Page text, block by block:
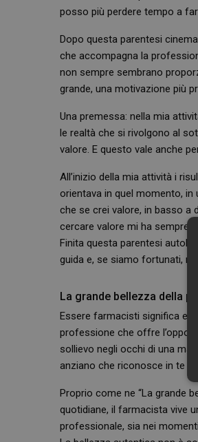
posso più perdere tempo a
Dopo questa parentesi
che accompagna la
non sempre sembrano
grande, una motivazione più
Una premessa: nella mia
le realtà che si rivolgono al
valore. E questo vale anche
All’inizio della mia attività i
orientava in quel momento,
che se crei valore, in basso a
cercare valore mi ha sempre
Finita questa parentesi
guida e, se siamo fortunati,
La grande bellezza della
Essere farmacisti significa
professione che offre
sollievo negli occhi di una
anziano che riconosce in te
Proprio come ne “La grande
quotidiane, il farmacista vive
professionale, sia nei